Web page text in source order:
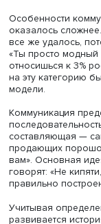
грамотная
выстроенная
Из презентации